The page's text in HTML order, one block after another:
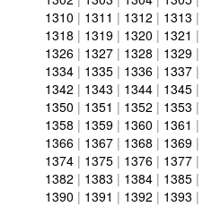
1310 | 1311 | 1312 | 1313 |
1318 | 1319 | 1320 | 1321 |
1326 | 1327 | 1328 | 1329 |
1334 | 1335 | 1336 | 1337 |
1342 | 1343 | 1344 | 1345 |
1350 | 1351 | 1352 | 1353 |
1358 | 1359 | 1360 | 1361 |
1366 | 1367 | 1368 | 1369 |
1374 | 1375 | 1376 | 1377 |
1382 | 1383 | 1384 | 1385 |
1390 | 1391 | 1392 | 1393 |